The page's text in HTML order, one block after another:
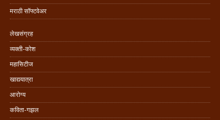
मराठी सॉफ्टवेअर
लेखसंग्रह
व्यक्ती-कोश
महासिटीज
खाद्ययात्रा
आरोग्य
कविता-गझल